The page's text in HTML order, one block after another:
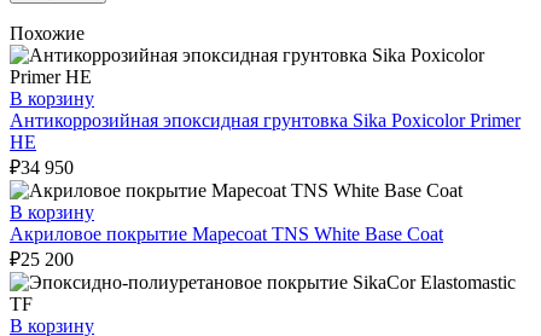
Похожие
В корзину
Антикоррозийная эпоксидная грунтовка Sika Poxicolor Primer
HE
₽34 950
В корзину
Акриловое покрытие Mapecoat TNS White Base Coat
₽25 200
В корзину